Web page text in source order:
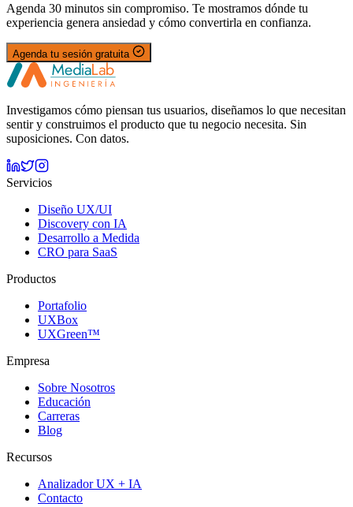
Agenda 30 minutos sin compromiso. Te mostramos dónde tu
experiencia genera ansiedad y cómo convertirla en confianza.
Agenda tu sesión gratuita
Investigamos cómo piensan tus usuarios, diseñamos lo que necesitan
sentir y construimos el producto que tu negocio necesita. Sin
suposiciones. Con datos.
Servicios
Diseño UX/UI
Discovery con IA
Desarrollo a Medida
CRO para SaaS
Productos
Portafolio
UXBox
UXGreen™
Empresa
Sobre Nosotros
Educación
Carreras
Blog
Recursos
Analizador UX + IA
Contacto